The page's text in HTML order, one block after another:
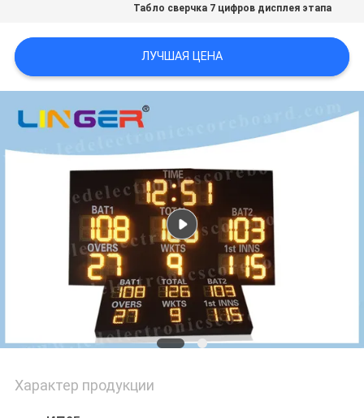
PRIVACY
POLICY
Табло сверчка 7 цифров дисплея этапа
ЛУЧШАЯ ЦЕНА
Характер продукции